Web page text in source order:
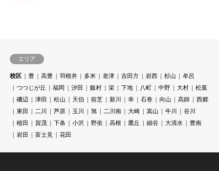
エリア
校区 豊 高豊 羽根井 多米 老津 吉田方 岩西 杉山
牟呂
つつじが丘
福岡 汐田 飯村 栄 下地 八町 中野 大村
松葉
磯辺
津田 松山 天伯 前芝 新川 幸 石巻 向山 高師
西郷
東田
二川 芦原 玉川 旭 二川南 大崎 嵩山 牛川
谷川
植田
賀茂 下条 小沢 野依 高根 鷹丘 細谷 大清水
豊南
岩田
富士見 花田